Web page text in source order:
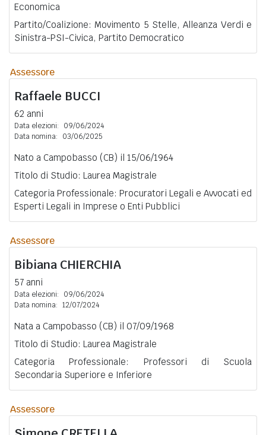
Economica
Partito/Coalizione: Movimento 5 Stelle, Alleanza Verdi e
Sinistra-PSI-Civica, Partito Democratico
Assessore
Raffaele BUCCI
62 anni
Data elezioni:
09/06/2024
Data nomina:
03/06/2025
Nato a Campobasso (CB) il 15/06/1964
Titolo di Studio: Laurea Magistrale
Categoria Professionale: Procuratori Legali e Avvocati ed
Esperti Legali in Imprese o Enti Pubblici
Assessore
Bibiana CHIERCHIA
57 anni
Data elezioni:
09/06/2024
Data nomina: 12/07/2024
Nata a Campobasso (CB) il 07/09/1968
Titolo di Studio: Laurea Magistrale
Categoria Professionale: Professori di Scuola
Secondaria Superiore e Inferiore
Assessore